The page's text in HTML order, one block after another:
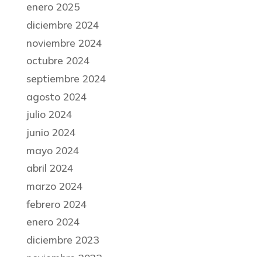
enero 2025
diciembre 2024
noviembre 2024
octubre 2024
septiembre 2024
agosto 2024
julio 2024
junio 2024
mayo 2024
abril 2024
marzo 2024
febrero 2024
enero 2024
diciembre 2023